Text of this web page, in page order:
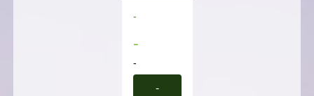
-
-
-
-